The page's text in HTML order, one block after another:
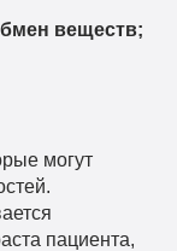
веществ;
могут
пациента,